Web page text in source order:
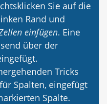
Sie auf die
Rand und
einfügen. Eine
über der
Tricks
Spalten, eingefügt
Spalte.